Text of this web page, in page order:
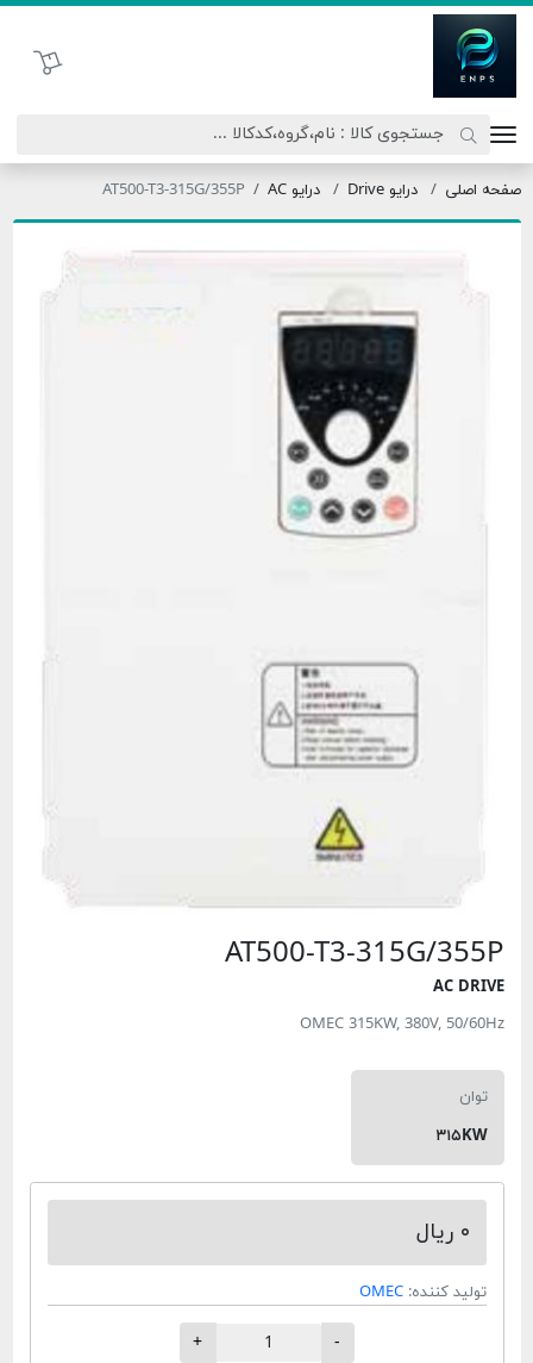
سبد خرید
صفحه اصلی درایو Drive درایو AC AT500-T3-315G/355P
AT500-T3-315G/355P
AC DRIVE
OMEC 315KW, 380V, 50/60Hz
توان
۳۱۵KW
۰ ریال
تولید کننده: OMEC
-
+